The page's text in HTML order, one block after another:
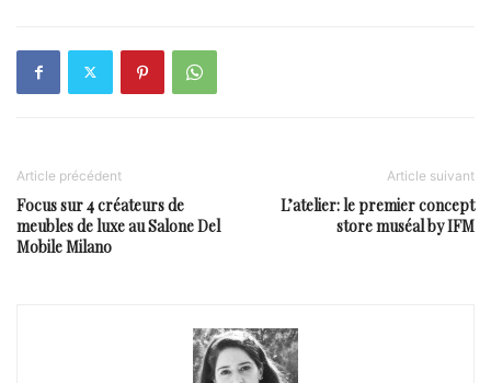
Article précédent
Focus sur 4 créateurs de
meubles de luxe au Salone Del
Mobile Milano
Article suivant
L’atelier: le premier concept
store muséal by IFM